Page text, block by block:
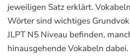
jeweiligen Satz erklärt.
Wörter sind wichtiges
JLPT N5 Niveau befinden,
hinausgehende Vokabeln